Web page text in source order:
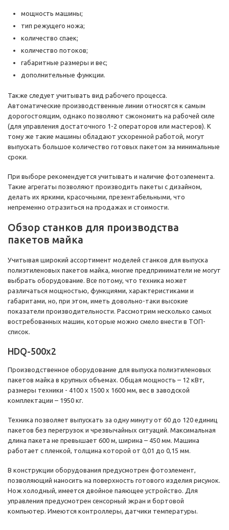
мощность машины;
тип режущего ножа;
количество спаек;
количество потоков;
габаритные размеры и вес;
дополнительные функции.
Также следует учитывать вид рабочего процесса.
Автоматические производственные линии относятся к самым
дорогостоящим, однако позволяют сэкономить на рабочей силе
(для управления достаточного 1-2 операторов или мастеров). К
тому же такие машины обладают ускоренной работой, могут
выпускать большое количество готовых пакетом за минимальные
сроки.
При выборе рекомендуется учитывать и наличие фотоэлемента.
Такие агрегаты позволяют производить пакеты с дизайном,
делать их яркими, красочными, презентабельными, что
непременно отразиться на продажах и стоимости.
Обзор станков для производства
пакетов майка
Учитывая широкий ассортимент моделей станков для выпуска
полиэтиленовых пакетов майка, многие предприниматели не могут
выбрать оборудование. Все потому, что техника может
различаться мощностью, функциями, характеристиками и
габаритами, но, при этом, иметь довольно-таки высокие
показатели производительности. Рассмотрим несколько самых
востребованных машин, которые можно смело внести в ТОП-
список.
HDQ-500x2
Производственное оборудование для выпуска полиэтиленовых
пакетов майка в крупных объемах. Общая мощность – 12 кВт,
размеры техники - 4100 х 1500 х 1600 мм, вес в заводской
комплектации – 1950 кг.
Техника позволяет выпускать за одну минуту от 60 до 120 единиц
пакетов без перегрузок и чрезвычайных ситуаций. Максимальная
длина пакета не превышает 600 м, ширина – 450 мм. Машина
работает с пленкой, толщина которой от 0,01 до 0,15 мм.
В конструкции оборудования предусмотрен фотоэлемент,
позволяющий наносить на поверхность готового изделия рисунок.
Нож холодный, имеется двойное паяющее устройство. Для
управления предусмотрен сенсорный экран и бортовой
компьютер. Имеются контроллеры, датчики температуры.